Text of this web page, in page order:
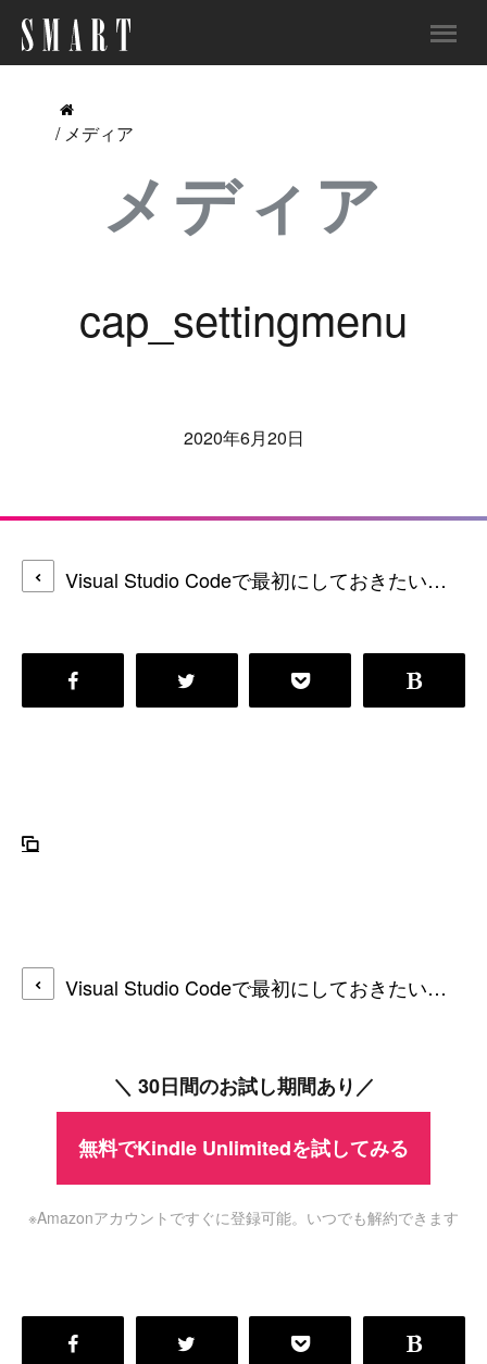
/ メディア
メディア
cap_settingmenu
2020年6月20日
Visual Studio Codeで最初にしておきたいオススメ設定
Visual Studio Codeで最初にしておきたいオススメ設定
＼ 30日間のお試し期間あり／
無料でKindle Unlimitedを試してみる
※Amazonアカウントですぐに登録可能。いつでも解約できます